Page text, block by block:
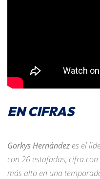
EN CIFRAS
Gorkys Hernández es el
con 26 estafadas, cifra
más alto en una